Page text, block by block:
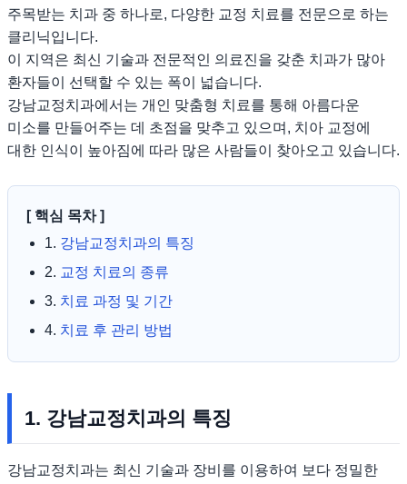
주목받는 치과 중 하나로, 다양한 교정 치료를 전문으로 하는
클리닉입니다.
이 지역은 최신 기술과 전문적인 의료진을 갖춘 치과가 많아
환자들이 선택할 수 있는 폭이 넓습니다.
강남교정치과에서는 개인 맞춤형 치료를 통해 아름다운
미소를 만들어주는 데 초점을 맞추고 있으며, 치아 교정에
대한 인식이 높아짐에 따라 많은 사람들이 찾아오고 있습니다.
[ 핵심 목차 ]
1. 강남교정치과의 특징
2. 교정 치료의 종류
3. 치료 과정 및 기간
4. 치료 후 관리 방법
1. 강남교정치과의 특징
강남교정치과는 최신 기술과 장비를 이용하여 보다 정밀한